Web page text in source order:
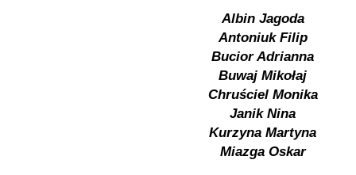
Albin Jagoda
Antoniuk Filip
Bucior Adrianna
Buwaj Mikołaj
Chruściel Monika
Janik Nina
Kurzyna Martyna
Miazga Oskar